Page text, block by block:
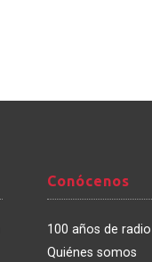
Conócenos
Conócenos
100 años de radio
Quiénes somos